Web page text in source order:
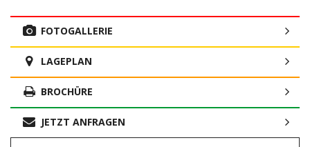
FOTOGALLERIE
LAGEPLAN
BROCHÜRE
JETZT ANFRAGEN